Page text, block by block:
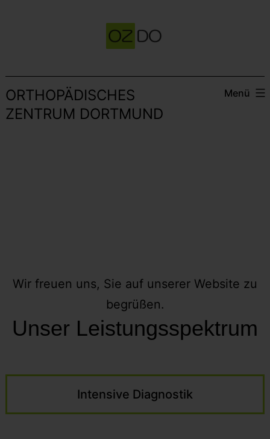
ORTHOPÄDISCHES
ZENTRUM DORTMUND
Menü
Wir freuen uns, Sie auf unserer Website zu
begrüßen.
Unser Leistungsspektrum
Intensive Diagnostik